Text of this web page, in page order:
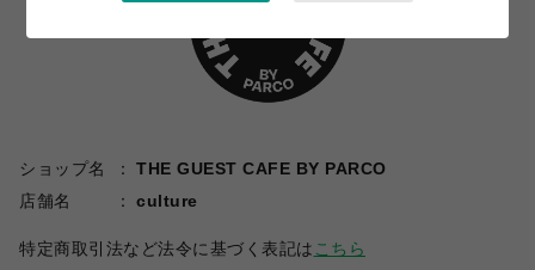
ショップ名
THE GUEST CAFE BY PARCO
店舗名
culture
特定商取引法など法令に基づく表記は こちら